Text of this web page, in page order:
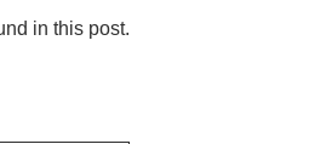
in this post.